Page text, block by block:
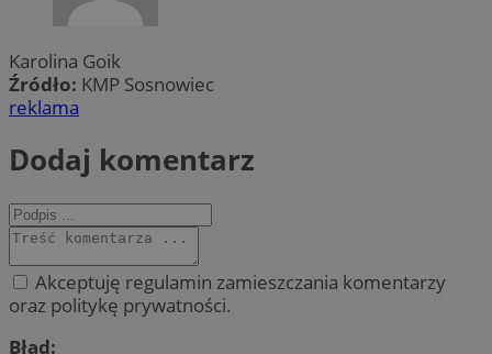
Karolina Goik
Źródło: KMP Sosnowiec
reklama
Dodaj komentarz
Akceptuję regulamin zamieszczania komentarzy
oraz politykę prywatności.
Błąd: